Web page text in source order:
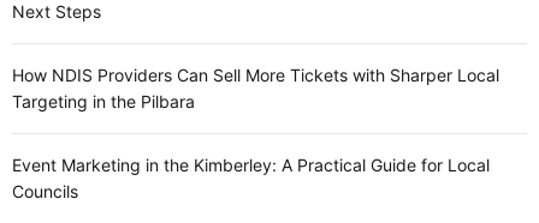
Next Steps
How NDIS Providers Can Sell More Tickets with Sharper Local
Targeting in the Pilbara
Event Marketing in the Kimberley: A Practical Guide for Local
Councils